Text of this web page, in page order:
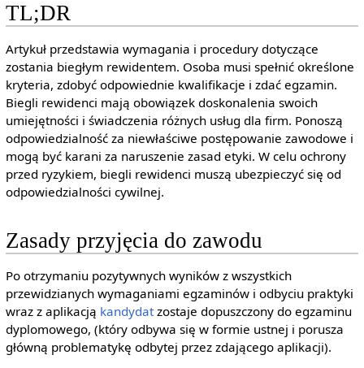
TL;DR
Artykuł przedstawia wymagania i procedury dotyczące
zostania biegłym rewidentem. Osoba musi spełnić określone
kryteria, zdobyć odpowiednie kwalifikacje i zdać egzamin.
Biegli rewidenci mają obowiązek doskonalenia swoich
umiejętności i świadczenia różnych usług dla firm. Ponoszą
odpowiedzialność za niewłaściwe postępowanie zawodowe i
mogą być karani za naruszenie zasad etyki. W celu ochrony
przed ryzykiem, biegli rewidenci muszą ubezpieczyć się od
odpowiedzialności cywilnej.
Zasady przyjęcia do zawodu
Po otrzymaniu pozytywnych wyników z wszystkich
przewidzianych wymaganiami egzaminów i odbyciu praktyki
wraz z aplikacją kandydatzostaje dopuszczony do egzaminu
dyplomowego, (który odbywa się w formie ustnej i porusza
główną problematykę odbytej przez zdającego aplikacji).